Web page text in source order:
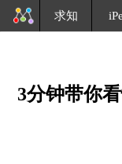
求知
3分钟带你